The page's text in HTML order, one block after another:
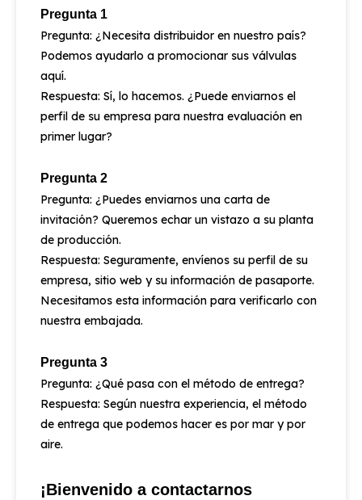
Pregunta 1
Pregunta: ¿Necesita distribuidor en nuestro país?
Podemos ayudarlo a promocionar sus válvulas
aquí.
Respuesta: Sí, lo hacemos. ¿Puede enviarnos el
perfil de su empresa para nuestra evaluación en
primer lugar?
Pregunta 2
Pregunta: ¿Puedes enviarnos una carta de
invitación? Queremos echar un vistazo a su planta
de producción.
Respuesta: Seguramente, envíenos su perfil de su
empresa, sitio web y su información de pasaporte.
Necesitamos esta información para verificarlo con
nuestra embajada.
Pregunta 3
Pregunta: ¿Qué pasa con el método de entrega?
Respuesta: Según nuestra experiencia, el método
de entrega que podemos hacer es por mar y por
aire.
¡Bienvenido a contactarnos